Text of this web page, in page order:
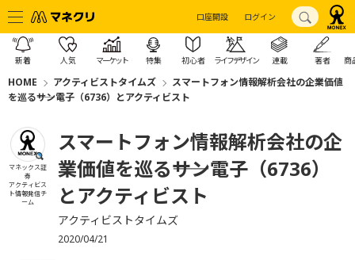
口座開設 ログイン
新着 人気 マーケット 特集 初心者 ライフデザイン 連載 著者 商
HOME アクティビストタイムズ
スマートフォン情報解析会社の企業価値
を巡る――サン電子（6736）とアクティビスト
マネックス証
券
アクティビス
ト情報発信チ
ーム
スマートフォン情報解析会社の企
業価値を巡る――サン電子（6736）
とアクティビスト
アクティビストタイムズ
2020/04/21